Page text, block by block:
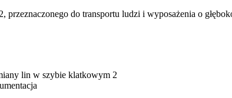
przeznaczonego do transportu ludzi i wyposażenia o
lin w szybie klatkowym 2